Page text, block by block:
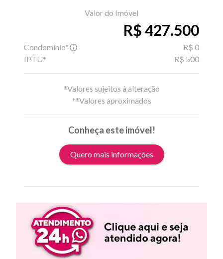
Valor do Imóvel
R$ 427.500
Condomínio*
R$ 0
IPTU*
R$ 500
*Valores sujeitos à alteração
**Valores aproximados
Conheça este imóvel!
Quero mais informações